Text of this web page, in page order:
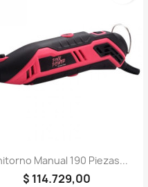
Manual 190 Piezas...
$ 114.729,00